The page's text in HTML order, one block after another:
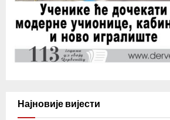
Најновије вијести